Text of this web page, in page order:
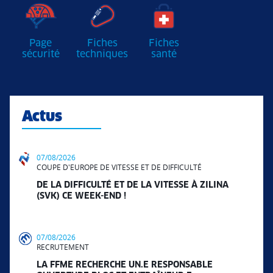
Page
sécurité
Fiches
techniques
Fiches
santé
Actus
07/08/2026
COUPE D'EUROPE DE VITESSE ET DE DIFFICULTÉ
DE LA DIFFICULTÉ ET DE LA VITESSE À ZILINA
(SVK) CE WEEK-END !
07/08/2026
RECRUTEMENT
LA FFME RECHERCHE UN.E RESPONSABLE